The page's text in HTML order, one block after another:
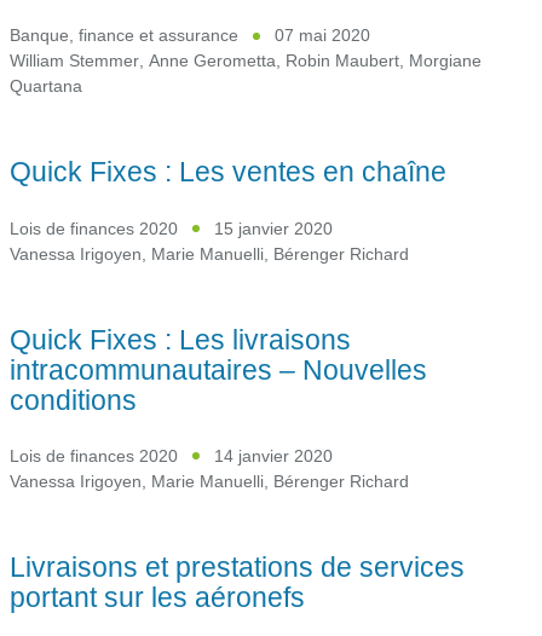
Banque, finance et assurance
07 mai 2020
William Stemmer, Anne Gerometta, Robin Maubert, Morgiane
Quartana
Quick Fixes : Les ventes en chaîne
Lois de finances 2020
15 janvier 2020
Vanessa Irigoyen Marie Manuelli Bérenger Richard
Quick Fixes : Les livraisons
intracommunautaires – Nouvelles
conditions
Lois de finances 2020
14 janvier 2020
Vanessa Irigoyen Marie Manuelli Bérenger Richard
Livraisons et prestations de services
portant sur les aéronefs